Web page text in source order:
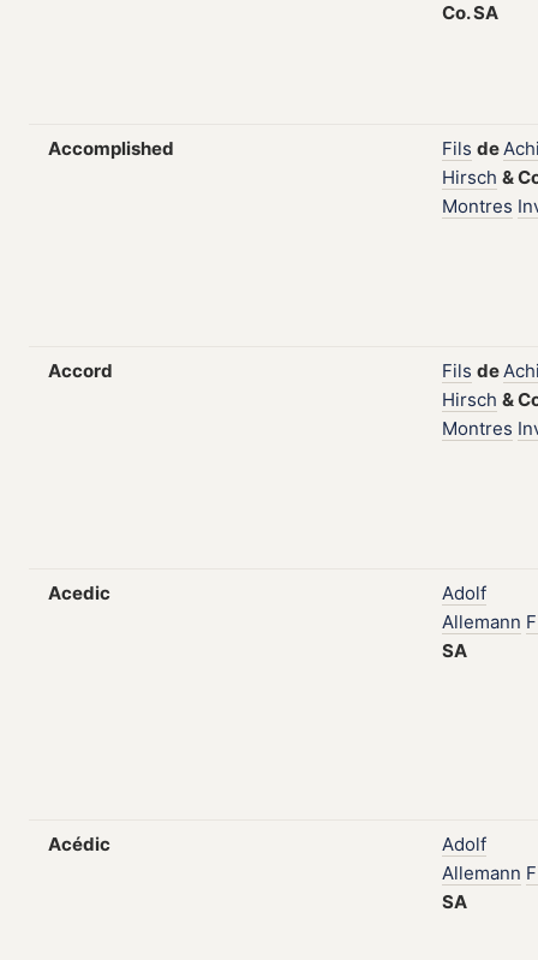
Co.SA
Accomplished Fils de
Hirsch &
Montres
Accord Fils de
Hirsch &
Montres
Acedic
Adolf
Allemann
SA
Acédic
Adolf
Allemann
SA